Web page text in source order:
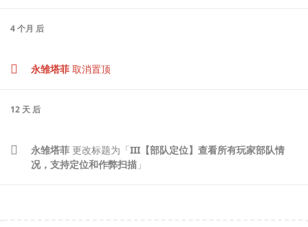
4 个月 后
永雏塔菲 取消置顶
12 天后
永雏塔菲 更改标题为「III【部队定位】查看所有玩家部队情
况，支持定位和作弊扫描 」